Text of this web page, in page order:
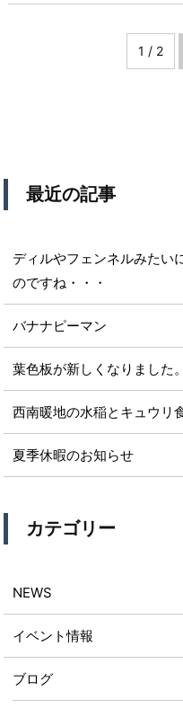
1 / 2
最近の記事
ディルやフェンネルみたい
のですね・・・
バナナピーマン
葉色板が新しくなりました。
西南暖地の水稲とキュウリ
夏季休暇のお知らせ
カテゴリー
NEWS
イベント情報
ブログ